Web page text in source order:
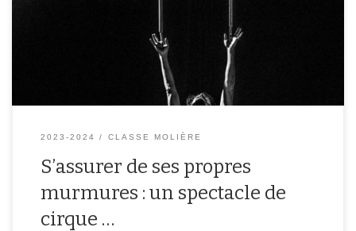
jouait de la batterie et un qui jonglait. Le musicien faisait de la
musique avec un petit piano, des sortes de cordes, […]
2023-2024 CLASSE MOLIÈRE
S’assurer de ses propres
murmures : un spectacle de
cirque …